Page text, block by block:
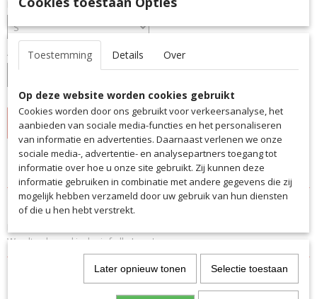
Maat
Aantal
IN WINKELWAGEN
Specificaties
Productcode
7588KKS
7588KKS
Productcode leverancier
Omschrijving
Wordt geleverd inclusief alle Logo's
Toestemming Details Over
Op deze website worden cookies gebruikt
Cookies worden door ons gebruikt voor verkeersanalyse, het
aanbieden van sociale media-functies en het personaliseren
van informatie en advertenties. Daarnaast verlenen we onze
sociale media-, advertentie- en analysepartners toegang tot
informatie over hoe u onze site gebruikt. Zij kunnen deze
informatie gebruiken in combinatie met andere gegevens die zij
mogelijk hebben verzameld door uw gebruik van hun diensten
of die u hen hebt verstrekt.
Later opnieuw tonen Selectie toestaan